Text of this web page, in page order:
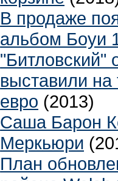
В продаже
альбом Боуи
"Битловский"
выставили на
евро (2013)
Саша Барон
Меркьюри
План